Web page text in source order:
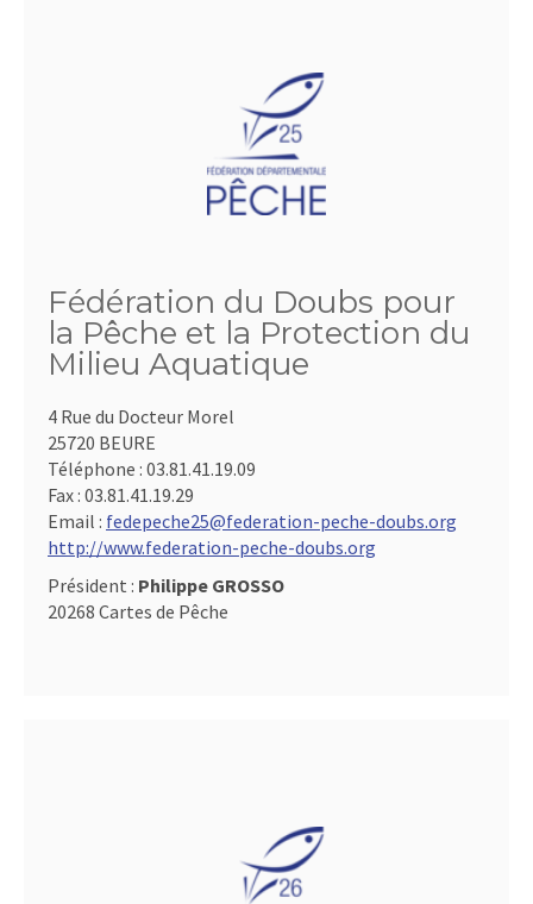
Fédération du Doubs pour
la Pêche et la Protection du
Milieu Aquatique
4 Rue du Docteur Morel
25720 BEURE
Téléphone : 03.81.41.19.09
Fax : 03.81.41.19.29
Email : fedepeche25@federation-peche-doubs.org
http://www.federation-peche-doubs.org
Président : Philippe GROSSO
20268 Cartes de Pêche